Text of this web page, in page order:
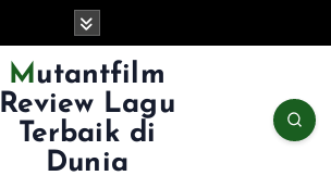
Mutantfilm
Review Lagu
Terbaik di
Dunia